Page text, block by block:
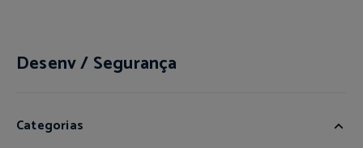
Desenv / Segurança
Categorias